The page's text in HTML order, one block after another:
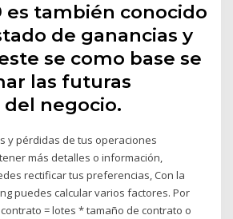
es también conocido
de ganancias y
se como base se
las futuras
negocio.
y pérdidas de tus operaciones
más detalles o información,
rectificar tus preferencias, Con la
puedes calcular varios factores. Por
= lotes * tamaño de contrato o